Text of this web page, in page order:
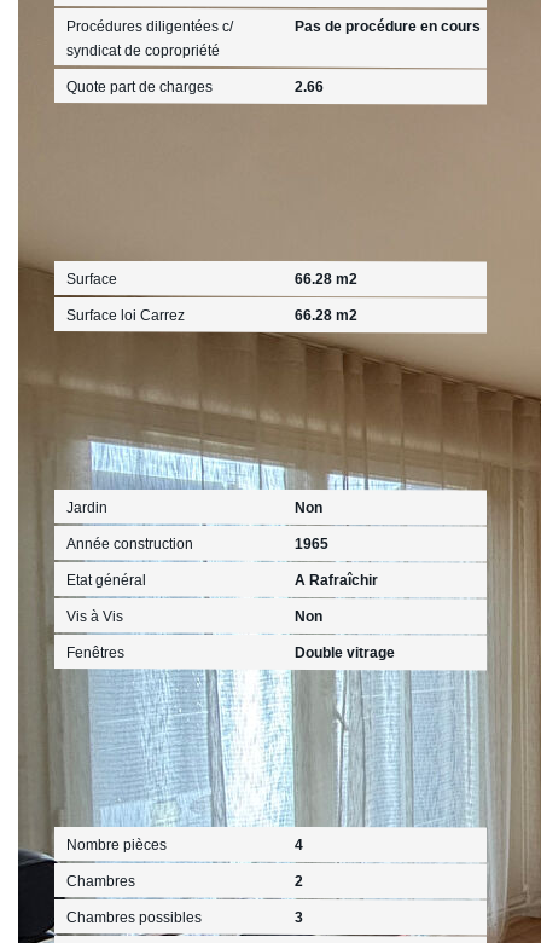
Procédures diligentées c/
syndicat de copropriété
Pas de procédure en cours
Quote part de charges 2.66
Surface 66.28 m2
Surface loi Carrez 66.28 m2
Extérieur
Jardin Non
Année construction 1965
Etat général A Rafraîchir
Vis à Vis Non
Fenêtres Double vitrage
Intérieur
Nombre pièces 4
Chambres 2
Chambres possibles 3